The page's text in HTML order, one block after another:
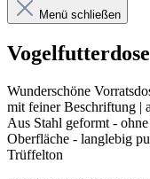
Menü schließen
Wunderschöne
mit feiner Beschriftung |
Aus Stahl geformt -
Oberfläche - langlebig
Trüffelton